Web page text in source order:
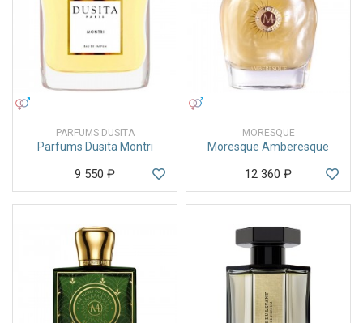
PARFUMS DUSITA
Parfums Dusita Montri
9 550 ₽
MORESQUE
Moresque Amberesque
12 360 ₽